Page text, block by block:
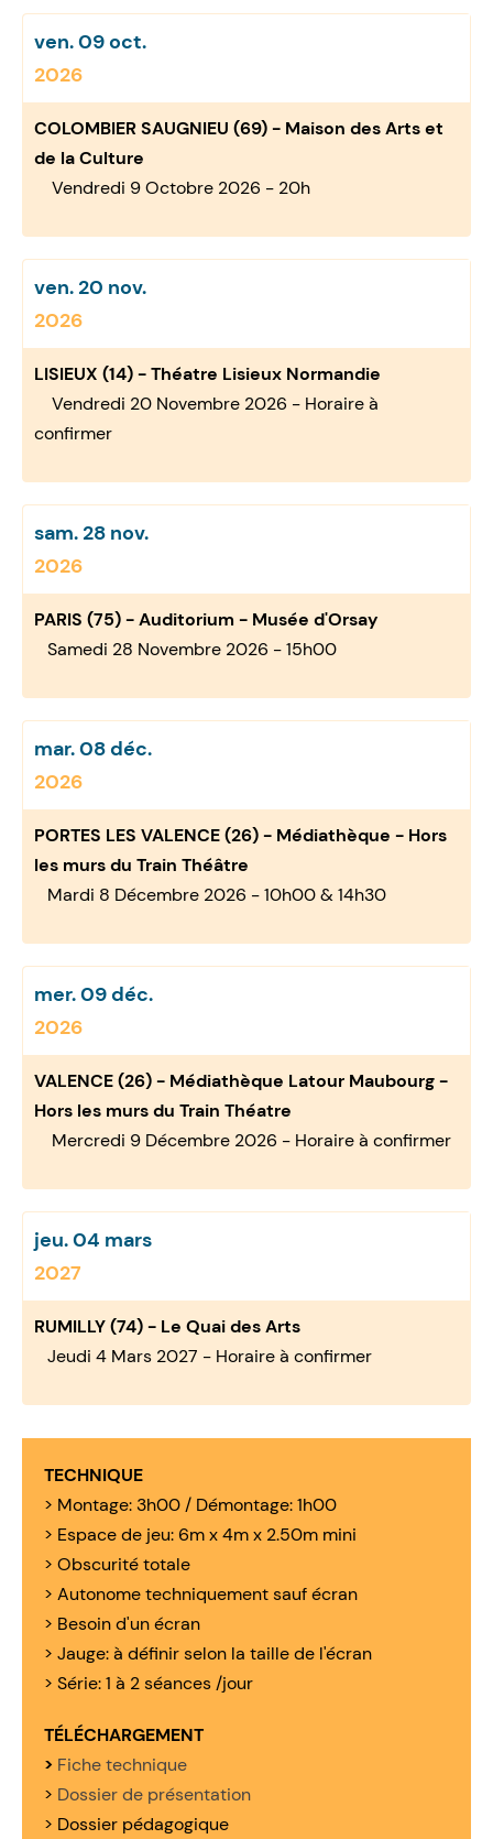
TECHNIQUE
> Montage: 3h00 / Démontage: 1h00
> Espace de jeu: 6m x 4m x 2.50m mini
> Obscurité totale
> Autonome techniquement sauf écran
> Besoin d'un écran
> Jauge: à définir selon la taille de l'écran
> Série: 1 à 2 séances /jour
TÉLÉCHARGEMENT
> Fiche technique
> Dossier de présentation
> Dossier pédagogique
ven. 09 oct.
2026
COLOMBIER SAUGNIEU (69) - Maison des Arts et
de la Culture
Vendredi 9 Octobre 2026 - 20h
ven. 20 nov.
2026
LISIEUX (14) - Théatre Lisieux Normandie
Vendredi 20 Novembre 2026 - Horaire à
confirmer
sam. 28 nov.
2026
PARIS (75) - Auditorium - Musée d'Orsay
Samedi 28 Novembre 2026 - 15h00
mar. 08 déc.
2026
PORTES LES VALENCE (26) - Médiathèque - Hors
les murs du Train Théâtre
Mardi 8 Décembre 2026 - 10h00 & 14h30
mer. 09 déc.
2026
VALENCE (26) - Médiathèque Latour Maubourg -
Hors les murs du Train Théatre
Mercredi 9 Décembre 2026 - Horaire à confirmer
jeu. 04 mars
2027
RUMILLY (74) - Le Quai des Arts
Jeudi 4 Mars 2027 - Horaire à confirmer